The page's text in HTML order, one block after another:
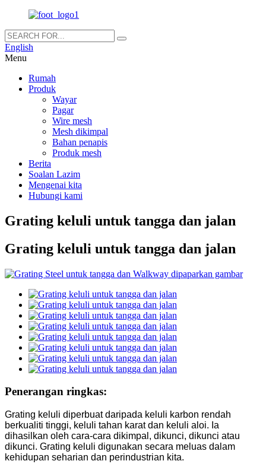
English
Menu
Rumah
Produk
Wayar
Pagar
Wire mesh
Mesh dikimpal
Bahan penapis
Produk mesh
Berita
Soalan Lazim
Mengenai kita
Hubungi kami
Grating keluli untuk tangga dan jalan
Grating keluli untuk tangga dan jalan
Penerangan ringkas:
Grating keluli diperbuat daripada keluli karbon rendah
berkualiti tinggi, keluli tahan karat dan keluli aloi. Ia
dihasilkan oleh cara-cara dikimpal, dikunci, dikunci atau
dikunci. Grating keluli digunakan secara meluas dalam
kehidupan seharian dan perindustrian kita.